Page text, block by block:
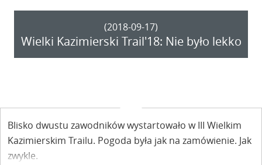
(2018-09-17)
Wielki Kazimierski Trail'18: Nie było lekko
Blisko dwustu zawodników wystartowało w III Wielkim
Kazimierskim Trailu. Pogoda była jak na zamówienie. Jak
zwykle.